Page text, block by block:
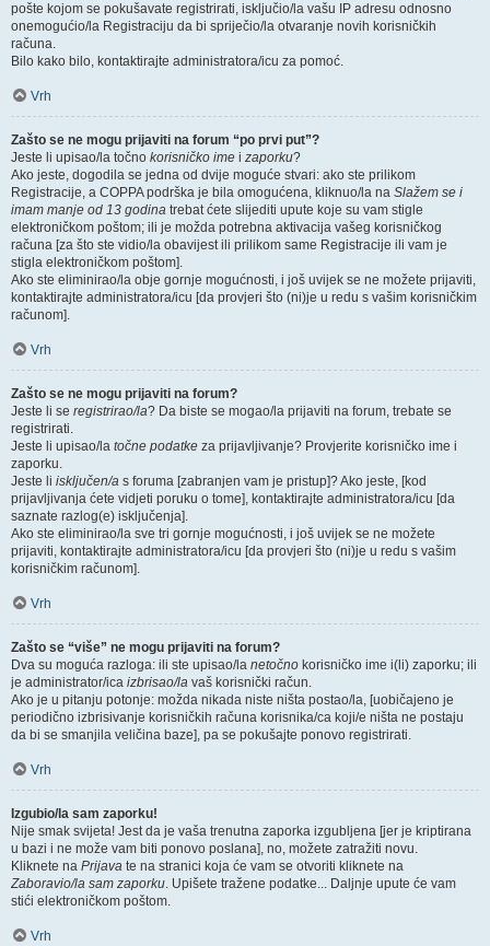
pošte kojom se pokušavate registrirati, isključio/la vašu IP adresu odnosno
onemogućio/la Registraciju da bi spriječio/la otvaranje novih korisničkih
računa.
Bilo kako bilo, kontaktirajte administratora/icu za pomoć.
Vrh
Zašto se ne mogu prijaviti na forum “po prvi put”?
Jeste li upisao/la točno korisničko ime i zaporku?
Ako jeste, dogodila se jedna od dvije moguće stvari: ako ste prilikom
Registracije, a COPPA podrška je bila omogućena, kliknuo/la na Slažem se i
imam manje od 13 godina trebat ćete slijediti upute koje su vam stigle
elektroničkom poštom; ili je možda potrebna aktivacija vašeg korisničkog
računa [za što ste vidio/la obavijest ili prilikom same Registracije ili vam je
stigla elektroničkom poštom].
Ako ste eliminirao/la obje gornje mogućnosti, i još uvijek se ne možete prijaviti,
kontaktirajte administratora/icu [da provjeri što (ni)je u redu s vašim korisničkim
računom].
Vrh
Zašto se ne mogu prijaviti na forum?
Jeste li se registrirao/la? Da biste se mogao/la prijaviti na forum, trebate se
registrirati.
Jeste li upisao/la točne podatke za prijavljivanje? Provjerite korisničko ime i
zaporku.
Jeste li isključen/a s foruma [zabranjen vam je pristup]? Ako jeste, [kod
prijavljivanja ćete vidjeti poruku o tome], kontaktirajte administratora/icu [da
saznate razlog(e) isključenja].
Ako ste eliminirao/la sve tri gornje mogućnosti, i još uvijek se ne možete
prijaviti, kontaktirajte administratora/icu [da provjeri što (ni)je u redu s vašim
korisničkim računom].
Vrh
Zašto se “više” ne mogu prijaviti na forum?
Dva su moguća razloga: ili ste upisao/la netočno korisničko ime i(li) zaporku; ili
je administrator/ica izbrisao/la vaš korisnički račun.
Ako je u pitanju potonje: možda nikada niste ništa postao/la, [uobičajeno je
periodično izbrisivanje korisničkih računa korisnika/ca koji/e ništa ne postaju
da bi se smanjila veličina baze], pa se pokušajte ponovo registrirati.
Vrh
Izgubio/la sam zaporku!
Nije smak svijeta! Jest da je vaša trenutna zaporka izgubljena [jer je kriptirana
u bazi i ne može vam biti ponovo poslana], no, možete zatražiti novu.
Kliknete na Prijava te na stranici koja će vam se otvoriti kliknete na
Zaboravio/la sam zaporku. Upišete tražene podatke... Daljnje upute će vam
stići elektroničkom poštom.
Vrh